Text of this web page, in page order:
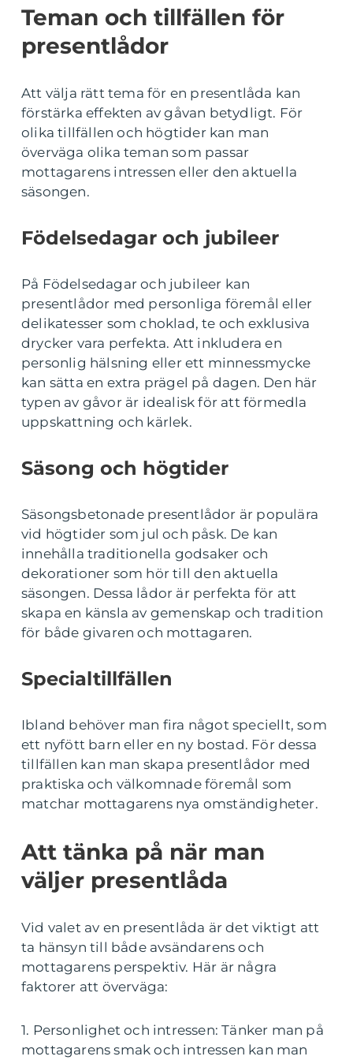
Teman och tillfällen för
presentlådor
Att välja rätt tema för en presentlåda kan
förstärka effekten av gåvan betydligt. För
olika tillfällen och högtider kan man
överväga olika teman som passar
mottagarens intressen eller den aktuella
säsongen.
Födelsedagar och jubileer
På Födelsedagar och jubileer kan
presentlådor med personliga föremål eller
delikatesser som choklad, te och exklusiva
drycker vara perfekta. Att inkludera en
personlig hälsning eller ett minnessmycke
kan sätta en extra prägel på dagen. Den här
typen av gåvor är idealisk för att förmedla
uppskattning och kärlek.
Säsong och högtider
Säsongsbetonade presentlådor är populära
vid högtider som jul och påsk. De kan
innehålla traditionella godsaker och
dekorationer som hör till den aktuella
säsongen. Dessa lådor är perfekta för att
skapa en känsla av gemenskap och tradition
för både givaren och mottagaren.
Specialtillfällen
Ibland behöver man fira något speciellt, som
ett nyfött barn eller en ny bostad. För dessa
tillfällen kan man skapa presentlådor med
praktiska och välkomnade föremål som
matchar mottagarens nya omständigheter.
Att tänka på när man
väljer presentlåda
Vid valet av en presentlåda är det viktigt att
ta hänsyn till både avsändarens och
mottagarens perspektiv. Här är några
faktorer att överväga:
1. Personlighet och intressen: Tänker man på
mottagarens smak och intressen kan man